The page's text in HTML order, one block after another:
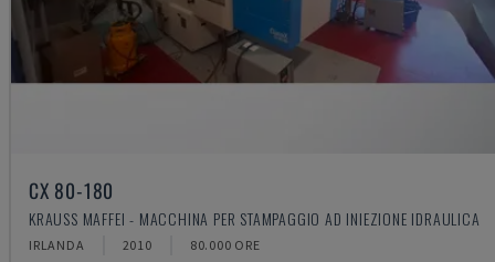
CX 80-180
KRAUSS MAFFEI - MACCHINA PER STAMPAGGIO AD INIEZIONE IDRAULICA
IRLANDA 2010 80.000 ORE